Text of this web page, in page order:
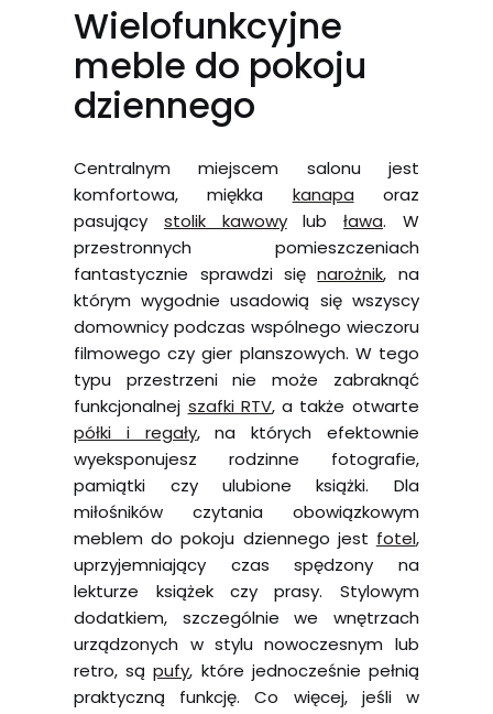
Wielofunkcyjne
meble do pokoju
dziennego
Centralnym miejscem salonu jest
komfortowa, miękka kanapa oraz
pasujący stolik kawowylubława. W
przestronnych pomieszczeniach
fantastycznie sprawdzi sięnarożnik, na
którym wygodnie usadowią się wszyscy
domownicy podczas wspólnego wieczoru
filmowego czy gier planszowych. W tego
typu przestrzeni nie może zabraknąć
funkcjonalnej szafki RTV, a także otwarte
półki i regały, na których efektownie
wyeksponujesz rodzinne fotografie,
pamiątki czy ulubione książki. Dla
miłośników czytania obowiązkowym
meblem do pokoju dziennego jest fotel,
uprzyjemniający czas spędzony na
lekturze książek czy prasy. Stylowym
dodatkiem, szczególnie we wnętrzach
urządzonych w stylu nowoczesnym lub
retro, sąpufy, które jednocześnie pełnią
praktyczną funkcję. Co więcej, jeśli w